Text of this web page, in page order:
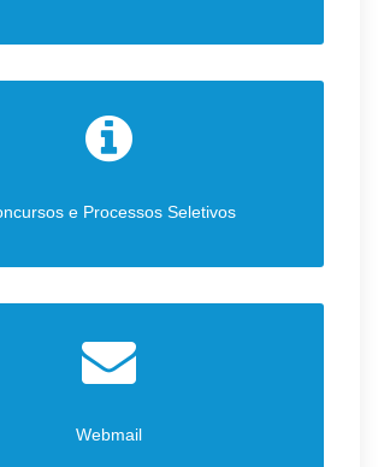
e Processos Seletivos
Webmail